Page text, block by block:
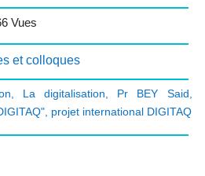
Vues
et colloques
La digitalisation Pr BEY Said
, projet international DIGITAQ